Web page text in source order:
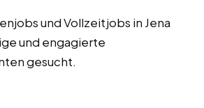
und Vollzeitjobs in Jena
und engagierte
gesucht.